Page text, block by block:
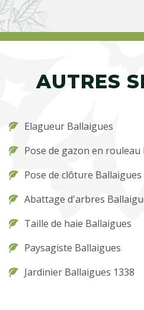
AUTRES
Elagueur Ballaigues
Pose de gazon en rouleau
Pose de clôture Ballaigues
Abattage d'arbres
Taille de haie Ballaigues
Paysagiste Ballaigues
Jardinier Ballaigues 1338